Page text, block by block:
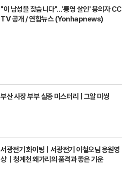
"이 남성을 찾습니다"…'통영 살인' 용의자 CC
TV 공개 / 연합뉴스 (Yonhapnews)
부산 사장 부부 실종 미스터리 | 그알 미씽
서광전기 화이팅ㅣ서광전기 이철오님 응원영
상｜청계천 왜가리의 품격과 좋은 기운